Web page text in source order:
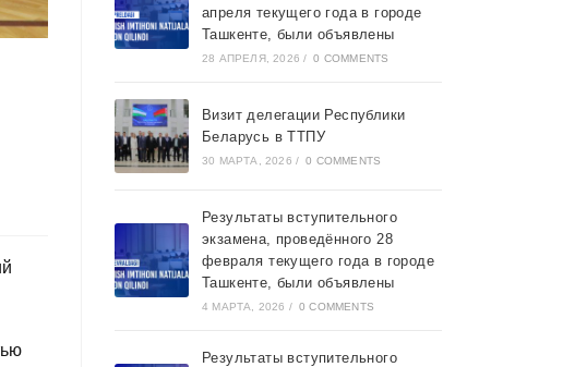
апреля текущего года в городе
Ташкентe, были объявлены
28 АПРЕЛЯ, 2026 / 0 COMMENTS
Визит делегации Республики
Беларусь в ТТПУ
30 МАРТА, 2026 / 0 COMMENTS
Результаты вступительного
экзамена, проведённого 28
февраля текущего года в городе
Ташкентe, были объявлены
4 МАРТА, 2026 / 0 COMMENTS
Результаты вступительного